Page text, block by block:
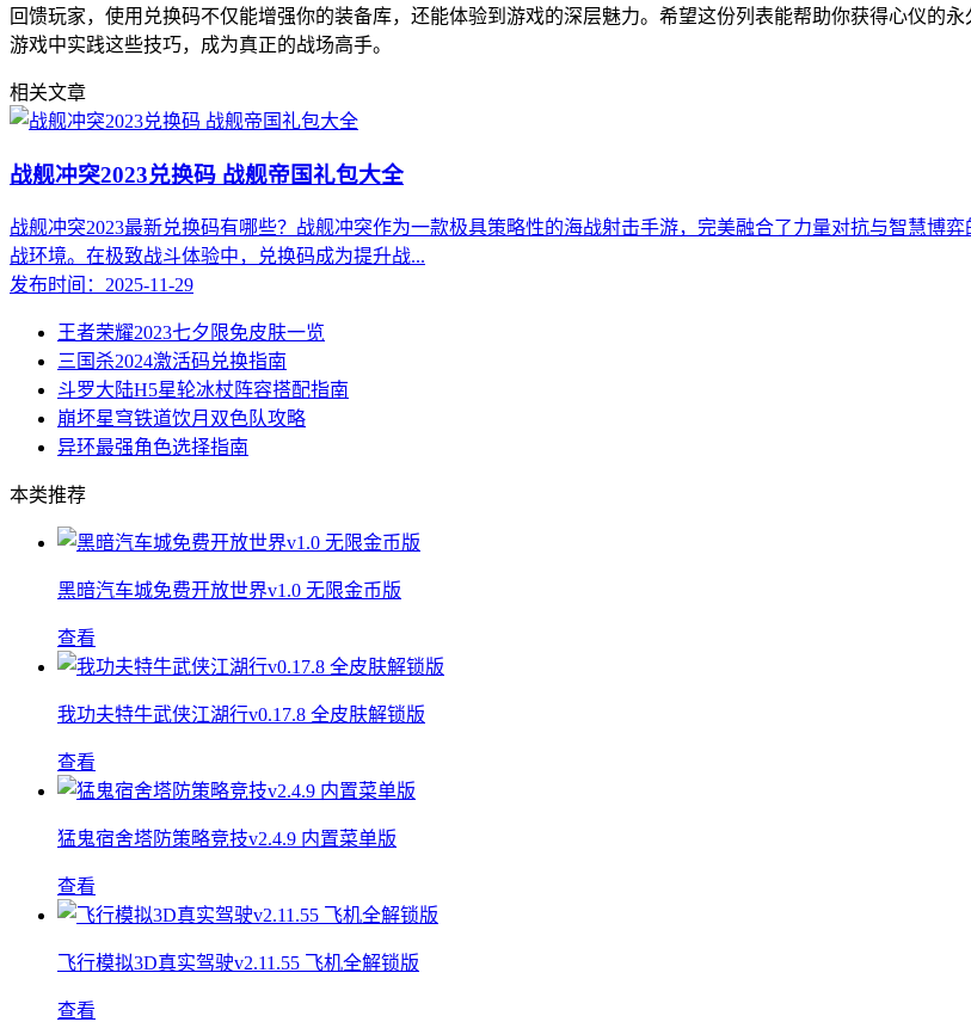
回馈玩家，使用兑换码不仅能增强你的装备库，还能体验到游戏的深层魅力。希望这份列表能帮助你获得心仪的
游戏中实践这些技巧，成为真正的战场高手。
相关文章
战舰冲突2023兑换码 战舰帝国礼包大全
战舰冲突2023最新兑换码有哪些？战舰冲突作为一款极具策略性的海战射击手游，完美融合了力量对抗与智慧博
战环境。在极致战斗体验中，兑换码成为提升战...
发布时间：2025-11-29
王者荣耀2023七夕限免皮肤一览
三国杀2024激活码兑换指南
斗罗大陆H5星轮冰杖阵容搭配指南
崩坏星穹铁道饮月双色队攻略
异环最强角色选择指南
本类推荐
黑暗汽车城免费开放世界v1.0 无限金币版
查看
我功夫特牛武侠江湖行v0.17.8 全皮肤解锁版
查看
猛鬼宿舍塔防策略竞技v2.4.9 内置菜单版
查看
飞行模拟3D真实驾驶v2.11.55 飞机全解锁版
查看